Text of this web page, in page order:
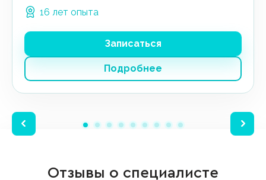
16 лет опыта
Подробнее
Записаться
Отзывы о специалисте